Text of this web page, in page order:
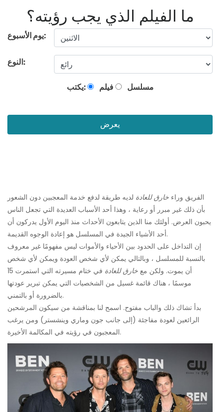
ما الفيلم الذي يجب رؤيته؟
يوم الأسبوع:
النوع:
يكتب: فيلم مسلسل
يعرض
الفريق وراء خارق للعادة لديه طريقة لدفع خدمة المعجبين دون الشعور
بأن ذلك غير مبرر أو رعاية ، وهذا أحد الأسباب العديدة التي تجعل الناس
يحبون العرض. أولئك منا الذين يتابعون الأحداث منذ اليوم الأول يدركون أن
أحد الأشياء الجيدة في المسلسل هو إعادة الوجوه القديمة.
إن التداخل على الحدود بين الأحياء والأموات ليس مفهومًا غير معروف
بالنسبة للمسلسل ، وبالتالي يمكن لأي شخص العودة ويمكن لأي شخص
أن يموت. ولكن مع خارق للعادة
في ختام مسيرته التي استمرت 15
موسمًا ، هناك قائمة غسيل من الشخصيات التي يمكن تبرير عودتها
بالضرورة أو بالتمني.
بدأ تشاك ذلك والباب مفتوح. اسمح لنا بمناقشة من سيكون المرشحين
الرائعين لعودة مفاجئة (إلى جانب جون وماري وينشستر) ومن يرغب
المعجبون في رؤيته في المكالمة الأخيرة.